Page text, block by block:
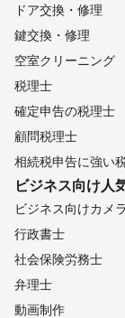
ドア交換・修理
鍵交換・修理
空室クリーニング
税理士
確定申告の税理士
顧問税理士
相続税申告に強い
ビジネス向け人
ビジネス向けカメ
行政書士
社会保険労務士
弁理士
動画制作